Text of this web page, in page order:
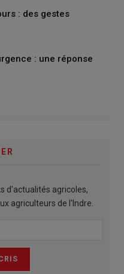
: des gestes
: une réponse
d'actualités agricoles,
agriculteurs de l'Indre.